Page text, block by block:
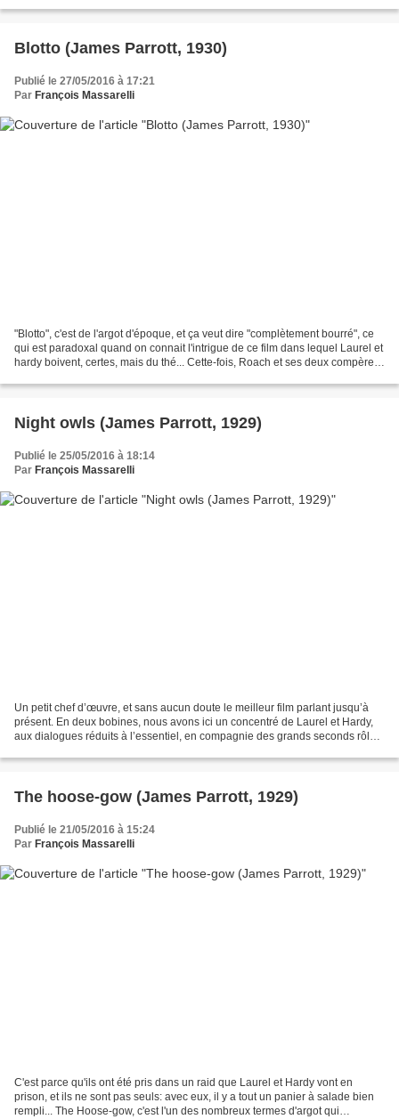
Blotto (James Parrott, 1930)
Publié le 27/05/2016 à 17:21
Par François Massarelli
"Blotto", c'est de l'argot d'époque, et ça veut dire "complètement bourré", ce
qui est paradoxal quand on connait l'intrigue de ce film dans lequel Laurel et
hardy boivent, certes, mais du thé... Cette-fois, Roach et ses deux compères
Night owls (James Parrott, 1929)
Publié le 25/05/2016 à 18:14
Par François Massarelli
Un petit chef d’œuvre, et sans aucun doute le meilleur film parlant jusqu’à
présent. En deux bobines, nous avons ici un concentré de Laurel et Hardy,
aux dialogues réduits à l’essentiel, en compagnie des grands seconds rôles
The hoose-gow (James Parrott, 1929)
Publié le 21/05/2016 à 15:24
Par François Massarelli
C'est parce qu'ils ont été pris dans un raid que Laurel et Hardy vont en
prison, et ils ne sont pas seuls: avec eux, il y a tout un panier à salade bien
rempli... The Hoose-gow, c'est l'un des nombreux termes d'argot qui